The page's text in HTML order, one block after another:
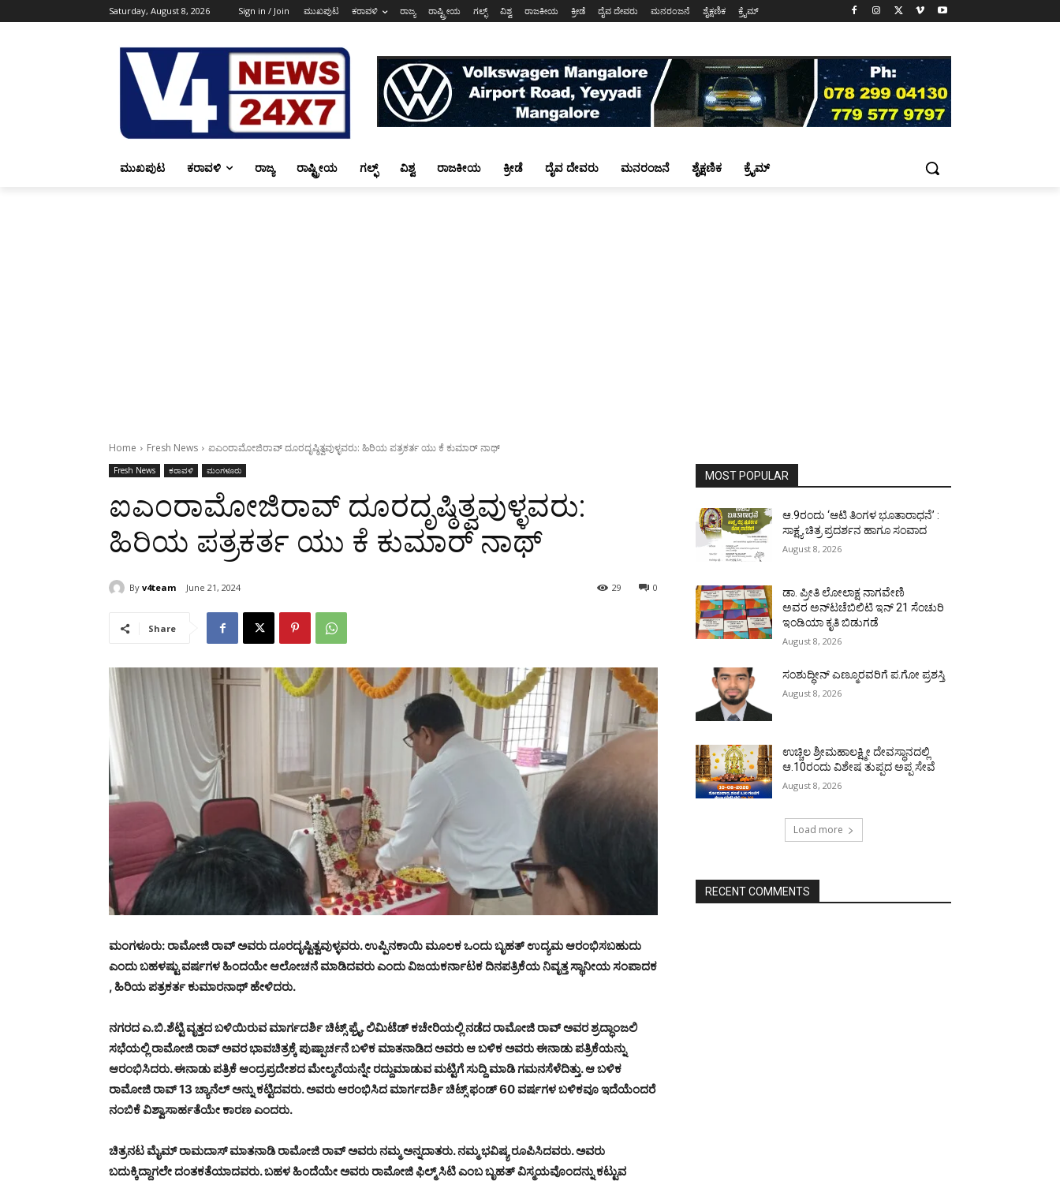
Saturday, August 8, 2026 Sign in / Join ಮುಖಪುಟ ಕರಾವಳಿ ರಾಜ್ಯ ರಾಷ್ಟ್ರೀಯ ಗಲ್ಫ್ ವಿಶ್ವ ರಾಜಕೀಯ ಕ್ರೀಡೆ ದೈವ ದೇವರು ಮನರಂಜನೆ ಶೈಕ್ಷಣಿಕ ಕ್ರೈಮ್
ಮುಖಪುಟ ಕರಾವಳಿ ರಾಜ್ಯ ರಾಷ್ಟ್ರೀಯ ಗಲ್ಫ್ ವಿಶ್ವ ರಾಜಕೀಯ ಕ್ರೀಡೆ ದೈವ ದೇವರು ಮನರಂಜನೆ ಶೈಕ್ಷಣಿಕ ಕ್ರೈಮ್
Home Fresh News ಐಎಂರಾಮೋಜಿರಾವ್ ದೂರದೃಷ್ಠಿತ್ವವುಳ್ಳವರು: ಹಿರಿಯ ಪತ್ರಕರ್ತ ಯು ಕೆ ಕುಮಾರ್ ನಾಥ್
Fresh News ಕರಾವಳಿ ಮಂಗಳೂರು
ಐಎಂರಾಮೋಜಿರಾವ್ ದೂರದೃಷ್ಠಿತ್ವವುಳ್ಳವರು:
ಹಿರಿಯ ಪತ್ರಕರ್ತ ಯು ಕೆ ಕುಮಾರ್ ನಾಥ್
By v4team June 21, 2024 0
29
Share
ಮಂಗಳೂರು: ರಾಮೋಜಿ ರಾವ್ ಅವರು ದೂರದೃಷ್ಟಿತ್ವವುಳ್ಳವರು. ಉಪ್ಪಿನಕಾಯಿ ಮೂಲಕ ಒಂದು ಬೃಹತ್ ಉದ್ಯಮ ಆರಂಭಿಸಬಹುದು
ಎಂದು ಬಹಳಷ್ಟು ವರ್ಷಗಳ ಹಿಂದಯೇ ಆಲೋಚನೆ ಮಾಡಿದವರು ಎಂದು ವಿಜಯಕರ್ನಾಟಕ ದಿನಪತ್ರಿಕೆಯ ನಿವೃತ್ತ ಸ್ಥಾನೀಯ ಸಂಪಾದಕ
, ಹಿರಿಯ ಪತ್ರಕರ್ತ ಕುಮಾರನಾಥ್ ಹೇಳಿದರು.
ನಗರದ ಎ.ಬಿ.ಶೆಟ್ಟಿ ವೃತ್ತದ ಬಳಿಯಿರುವ ಮಾರ್ಗದರ್ಶಿ ಚಿಟ್ಸ್ ಫ್ರೈ. ಲಿಮಿಟೆಡ್ ಕಚೇರಿಯಲ್ಲಿ ನಡೆದ ರಾಮೋಜಿ ರಾವ್ ಅವರ ಶ್ರದ್ಧಾಂಜಲಿ
ಸಭೆಯಲ್ಲಿ ರಾಮೋಜಿ ರಾವ್ ಅವರ ಭಾವಚಿತ್ರಕ್ಕೆ ಪುಷ್ಪಾರ್ಚನೆ ಬಳಿಕ ಮಾತನಾಡಿದ ಅವರು ಆ ಬಳಿಕ ಅವರು ಈನಾಡು ಪತ್ರಿಕೆಯನ್ನು
ಆರಂಭಿಸಿದರು. ಈನಾಡು ಪತ್ರಿಕೆ ಆಂದ್ರಪ್ರದೇಶದ ಮೇಲ್ಮನೆಯನ್ನೇ ರದ್ದುಮಾಡುವ ಮಟ್ಟಿಗೆ ಸುದ್ದಿ ಮಾಡಿ ಗಮನಸೆಳೆದಿತ್ತು. ಆ ಬಳಿಕ
ರಾಮೋಜಿ ರಾವ್ 13 ಚ್ಯಾನೆಲ್ ಅನ್ನು ಕಟ್ಟಿದವರು. ಅವರು ಆರಂಭಿಸಿದ ಮಾರ್ಗದರ್ಶಿ ಚಿಟ್ಸ್ ಫಂಡ್ 60 ವರ್ಷಗಳ ಬಳಿಕವೂ ಇದೆಯೆಂದರೆ
ನಂಬಿಕೆ ವಿಶ್ವಾಸಾರ್ಹತೆಯೇ ಕಾರಣ ಎಂದರು.
ಚಿತ್ರನಟ ಮೈಮ್ ರಾಮದಾಸ್ ಮಾತನಾಡಿ ರಾಮೋಜಿ ರಾವ್ ಅವರು ನಮ್ಮ ಅನ್ನದಾತರು. ನಮ್ಮ ಭವಿಷ್ಯ ರೂಪಿಸಿದವರು. ಅವರು
ಬದುಕ್ಕಿದ್ದಾಗಲೇ ದಂತಕತೆಯಾದವರು. ಬಹಳ ಹಿಂದೆಯೇ ಅವರು ರಾಮೋಜಿ ಫಿಲ್ಮ್ ಸಿಟಿ ಎಂಬ ಬೃಹತ್ ವಿಸ್ಮಯವೊಂದನ್ನು ಕಟ್ಟುವ
MOST POPULAR
ಆ.9ರಂದು ‘ಆಟಿ ತಿಂಗಳ ಭೂತಾರಾಧನೆ’ :
ಸಾಕ್ಷ್ಯ ಚಿತ್ರ ಪ್ರದರ್ಶನ ಹಾಗೂ ಸಂವಾದ
August 8, 2026
ಡಾ. ಪ್ರೀತಿ ಲೋಲಾಕ್ಷ ನಾಗವೇಣಿ
ಅವರ ಅನ್‌ಟಚೆಬಿಲಿಟಿ ಇನ್ 21 ಸೆಂಚುರಿ
ಇಂಡಿಯಾ ಕೃತಿ ಬಿಡುಗಡೆ
August 8, 2026
ಸಂಶುದ್ಧೀನ್ ಎಣ್ಮೂರವರಿಗೆ ಪ.ಗೋ ಪ್ರಶಸ್ತಿ
August 8, 2026
ಉಚ್ಚಿಲ ಶ್ರೀಮಹಾಲಕ್ಷ್ಮೀ ದೇವಸ್ಥಾನದಲ್ಲಿ
ಆ.10ರಂದು ವಿಶೇಷ ತುಪ್ಪದ ಅಪ್ಪ ಸೇವೆ
August 8, 2026
Load more
RECENT COMMENTS